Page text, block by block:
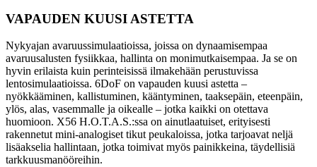
VAPAUDEN KUUSI ASTETTA
Nykyajan avaruussimulaatioissa, joissa on dynaamisempaa
avaruusalusten fysiikkaa, hallinta on monimutkaisempaa. Ja se on
hyvin erilaista kuin perinteisissä ilmakehään perustuvissa
lentosimulaatioissa. 6DoF on vapauden kuusi astetta –
nyökkääminen, kallistuminen, kääntyminen, taaksepäin, eteenpäin,
ylös, alas, vasemmalle ja oikealle – jotka kaikki on otettava
huomioon. X56 H.O.T.A.S.:ssa on ainutlaatuiset, erityisesti
rakennetut mini-analogiset tikut peukaloissa, jotka tarjoavat neljä
lisäakselia hallintaan, jotka toimivat myös painikkeina, täydellisiä
tarkkuusmanööreihin.